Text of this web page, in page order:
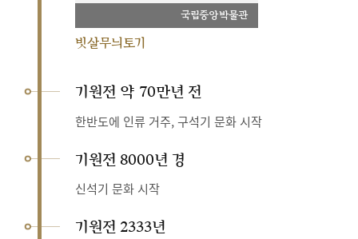
국립중앙박물관
빗살무늬토기
기원전 약 70만년 전
한반도에 인류 거주, 구석기 문화 시작
기원전 8000년 경
신석기 문화 시작
기원전 2333년